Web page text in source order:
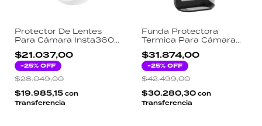
Protector De Lentes
Para Cámara Insta360
Go 3
$21.037,00
-25% OFF
$28.049,00
$19.985,15 con
Transferencia
Funda Protectora
Termica Para Cámara
De Video X4 Insta360
$31.874,00
-25% OFF
$42.499,00
$30.280,30 con
Transferencia